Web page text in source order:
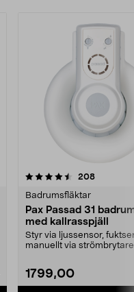
208
Badrumsfläktar
Pax Passad 31
med kallrasspjäll
Styr via ljussensor,
manuellt via
1799,00
4.5 av 5 stjärnor